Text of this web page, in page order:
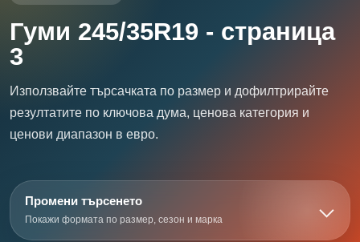
Гуми 245/35R19 - страница
3
Използвайте търсачката по размер и дофилтрирайте
резултатите по ключова дума, ценова категория и
ценови диапазон в евро.
Промени търсенето
Покажи формата по размер, сезон и марка